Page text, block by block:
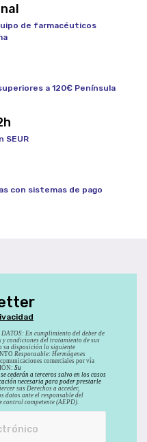
de farmacéuticos
a 120€ Península
SEUR
con sistemas de pago
: En cumplimiento del deber de
condiciones del tratamiento de sus
su disposición la siguiente
Responsable: Hermógenes
comerciales por vía
Su
cederán a terceros salvo en los casos
necesaria para poder prestarle
sus Derechos a acceder,
datos ante el responsable del
control competente (AEPD).